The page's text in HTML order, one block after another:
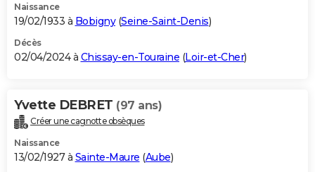
Naissance
19/02/1933 à Bobigny(Seine-Saint-Denis)
Décès
02/04/2024 à Chissay-en-Touraine (Loir-et-Cher)
Yvette DEBRET (97 ans)
Créer une cagnotte obsèques
Naissance
13/02/1927 à Sainte-Maure (Aube)